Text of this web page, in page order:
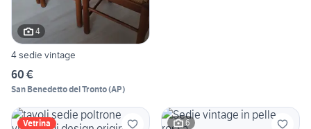
4
4 sedie vintage
60 €
San Benedetto del Tronto(AP)
Vetrina 6